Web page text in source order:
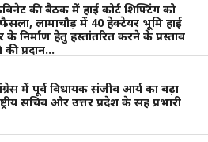
की बैठक में हाई कोर्ट शिफ्टिंग को
लामाचौड़ में 40 हेक्टेयर भूमि हाई
के निर्माण हेतु हस्तांतरित करने के प्रस्ताव
की प्रदान…
में पूर्व विधायक संजीव आर्य का बढ़ा
सचिव और उत्तर प्रदेश के सह प्रभारी